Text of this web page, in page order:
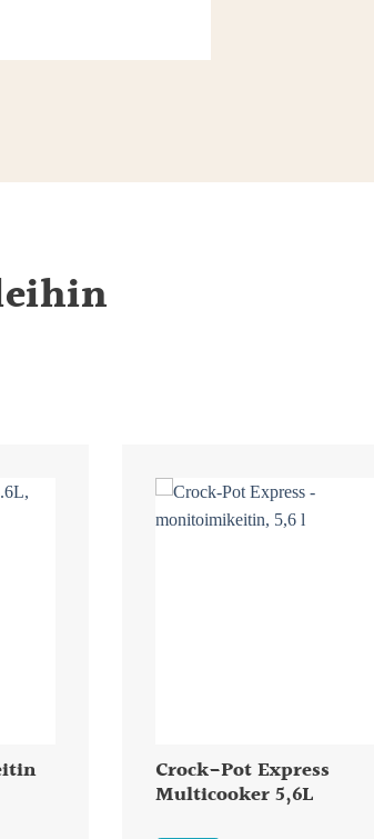
Crock-Pot Express
Multicooker 5,6L